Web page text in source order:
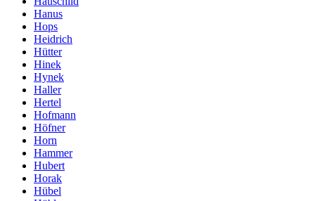
Hanus
Hops
Heidrich
Hütter
Hinek
Hynek
Haller
Hertel
Hofmann
Höfner
Horn
Hammer
Hubert
Horak
Hübel